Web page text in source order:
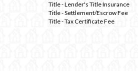
Title - Lender's Title Insurance
Title - Settlement/Escrow Fee
Title - Tax Certificate Fee